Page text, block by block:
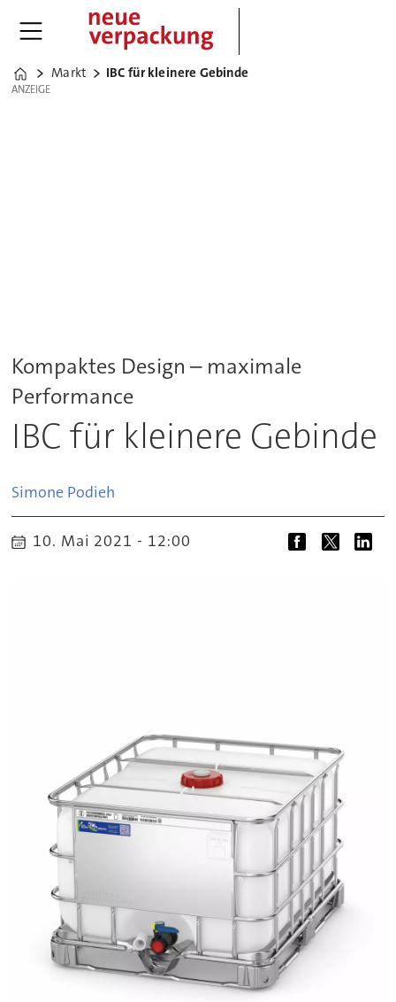
Home
Markt IBC für kleinere Gebinde
ANZEIGE
ANZEIGE
Kompaktes Design – maximale
Performance
IBC für kleinere Gebinde
Simone Podieh
10. Mai 2021 - 12:00